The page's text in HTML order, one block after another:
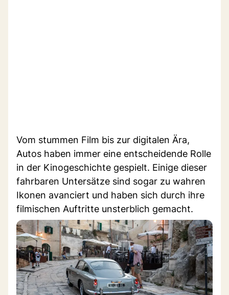
Vom stummen Film bis zur digitalen Ära,
Autos haben immer eine entscheidende Rolle
in der Kinogeschichte gespielt. Einige dieser
fahrbaren Untersätze sind sogar zu wahren
Ikonen avanciert und haben sich durch ihre
filmischen Auftritte unsterblich gemacht.